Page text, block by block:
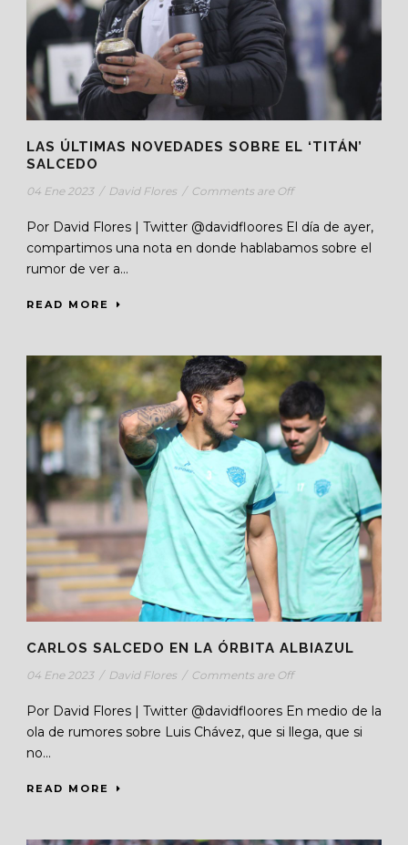
LAS ÚLTIMAS NOVEDADES SOBRE EL ‘TITÁN’
SALCEDO
04 Ene 2023 / David Flores / Comments are Off
Por David Flores | Twitter @davidfloores El día de ayer,
compartimos una nota en donde hablabamos sobre el
rumor de ver a...
READ MORE
CARLOS SALCEDO EN LA ÓRBITA ALBIAZUL
04 Ene 2023 / David Flores / Comments are Off
Por David Flores | Twitter @davidfloores En medio de la
ola de rumores sobre Luis Chávez, que si llega, que si
no...
READ MORE